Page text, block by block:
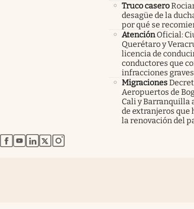
Truco casero
desagüe de la
por qué se
Atención Oficial:
Querétaro y
licencia de
conductores que
infracciones graves
Migraciones
Aeropuertos de
Cali y Barranquilla
de extranjeros que
la renovación del
abre en nueva pestaña
abre en nueva pestaña
abre en nueva pestaña
abre en nueva pestaña
abre en nueva pestaña